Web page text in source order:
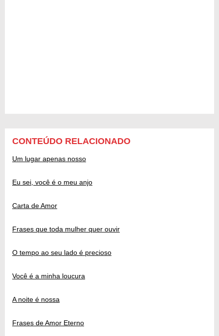
CONTEÚDO RELACIONADO
Um lugar apenas nosso
Eu sei, você é o meu anjo
Carta de Amor
Frases que toda mulher quer ouvir
O tempo ao seu lado é precioso
Você é a minha loucura
A noite é nossa
Frases de Amor Eterno